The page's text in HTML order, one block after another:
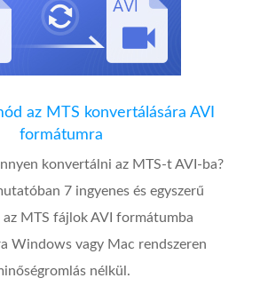
az MTS konvertálására AVI
formátumra
konvertálni az MTS-t AVI-ba?
7 ingyenes és egyszerű
MTS fájlok AVI formátumba
Windows vagy Mac rendszeren
nélkül.